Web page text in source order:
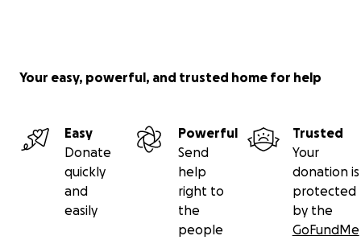
Your easy, powerful, and trusted home for help
Easy
Donate
quickly
and
easily
Powerful
Send
help
right to
the
people
Trusted
Your
donation is
protected
by the
GoFundMe